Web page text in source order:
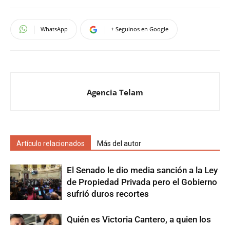
WhatsApp + Seguinos en Google
Agencia Telam
Artículo relacionados Más del autor
El Senado le dio media sanción a la Ley
de Propiedad Privada pero el Gobierno
sufrió duros recortes
Quién es Victoria Cantero, a quien los